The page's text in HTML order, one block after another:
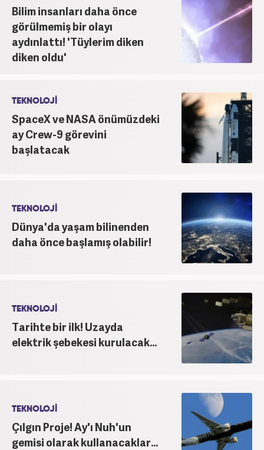
Ardından Turkuvaz Medya Grubu’nda editörlük
görevinde bulundu. 2024 Mayıs ayından itibaren
Kanal 7 Medya Grubu’na bağlı Haber7.com’da editör
olarak görevini sürdürmektedir.
Bilim insanları daha önce
görülmemiş bir olayı
aydınlattı! 'Tüylerim diken
diken oldu'
TEKNOLOJİ
SpaceX ve NASA önümüzdeki
ay Crew-9 görevini
başlatacak
TEKNOLOJİ
Dünya'da yaşam bilinenden
daha önce başlamış olabilir!
TEKNOLOJİ
Tarihte bir ilk! Uzayda
elektrik şebekesi kurulacak...
TEKNOLOJİ
Çılgın Proje! Ay'ı Nuh'un
gemisi olarak kullanacaklar...